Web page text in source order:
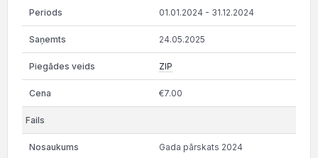
01.01.2024 - 31.12.2024
24.05.2025
ZIP
€7.00
Gada pārskats 2024